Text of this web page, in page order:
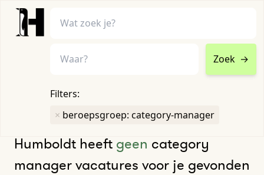
Zoek →
Filters:
× beroepsgroep: category-manager
Humboldt heeft geen category
manager vacatures voor je gevonden